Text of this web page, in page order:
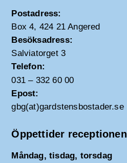
Postadress:
Box 4, 424 21 Angered
Besöksadress:
Salviatorget 3
Telefon:
031 – 332 60 00
Epost:
gbg(at)gardstensbostader.se
Öppettider receptionen
Måndag, tisdag, torsdag